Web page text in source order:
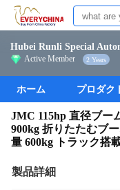
Hubei Runli Special
Active Member 2 Years
ホーム プロダク
JMC 115hp 直径ブー
900kg 折りたたむブ
量 600kg トラック搭
製品詳細